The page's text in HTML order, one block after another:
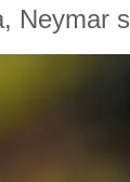
Neymar